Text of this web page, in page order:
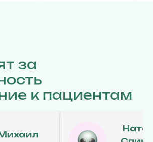
за
к пациентам